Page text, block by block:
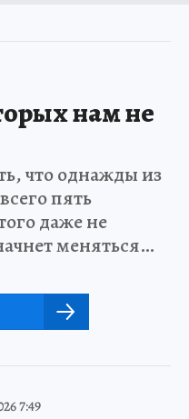
нам не
что однажды из
пять
даже не
меняться…
7:49